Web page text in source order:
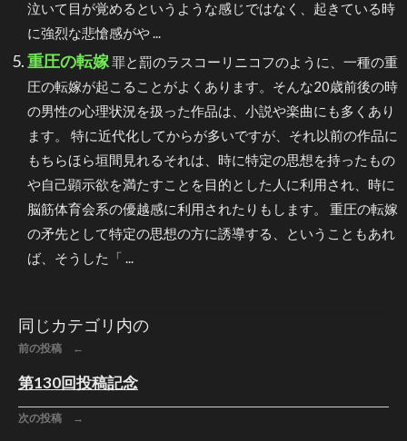
泣いて目が覚めるというような感じではなく、起きている時
に強烈な悲愴感がや ...
重圧の転嫁罪と罰のラスコーリニコフのように、一種の重
圧の転嫁が起こることがよくあります。そんな20歳前後の時
の男性の心理状況を扱った作品は、小説や楽曲にも多くあり
ます。 特に近代化してからが多いですが、それ以前の作品に
もちらほら垣間見れるそれは、時に特定の思想を持ったもの
や自己顕示欲を満たすことを目的とした人に利用され、時に
脳筋体育会系の優越感に利用されたりもします。 重圧の転嫁
の矛先として特定の思想の方に誘導する、ということもあれ
ば、そうした「 ...
同じカテゴリ内の
前の投稿 ←
第130回投稿記念
次の投稿 →